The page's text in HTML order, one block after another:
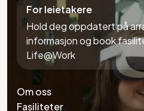
Om oss
Fasiliteter
For leietakere
Hold deg oppdatert på
informasjon og book
Life@Work